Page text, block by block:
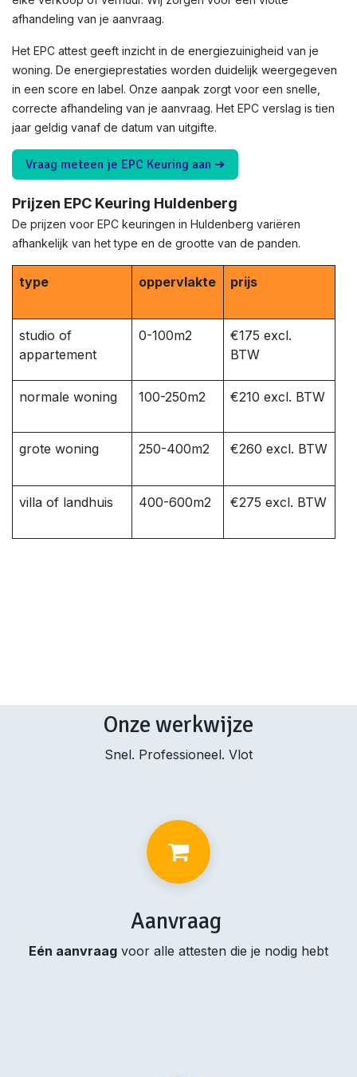
afhandeling van je aanvraag.
Het EPC attest geeft inzicht in de energiezuinigheid van je
woning. De energieprestaties worden duidelijk weergegeven
in een score en label. Onze aanpak zorgt voor een snelle,
correcte afhandeling van je aanvraag. Het EPC verslag is tien
jaar geldig vanaf de datum van uitgifte.
Vraag meteen je EPC Keuring aan ➜
Prijzen EPC Keuring Huldenberg
De prijzen voor EPC keuringen in Huldenberg variëren
afhankelijk van het type en de grootte van de panden.
type oppervlakte prijs
studio of
appartement
0-100m2
€175 excl.
BTW
normale woning 100-250m2 €210 excl. BTW
grote woning 250-400m2 €260 excl. BTW
villa of landhuis 400-600m2 €275 excl. BTW
Onze werkwijze
Snel. Professioneel. Vlot
Aanvraag
Eén aanvraag voor alle attesten die je nodig hebt